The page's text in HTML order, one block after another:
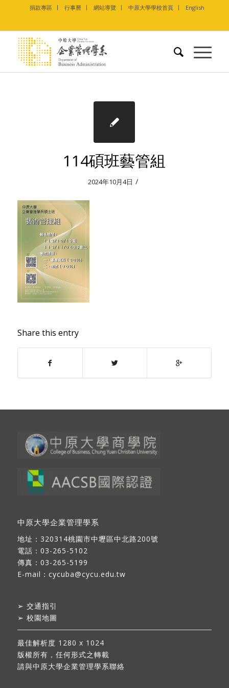
捐款專區 行事曆 網站導覽 中原大學學校首頁 English
114碩班藝管組
2024年10月4日 /
Share this entry
中原大學企業管理學系
地址： 320314桃園市中壢區中北路200號
電話：03-265-5102
傳真：03-265-5199
E-mail： cycuba@cycu.edu.tw
➢ 交通指引
➢ 校園地圖
最佳解析度 1280 x 1024
版權所有，任何形式之轉載
請與中原大學企業管理學系聯絡